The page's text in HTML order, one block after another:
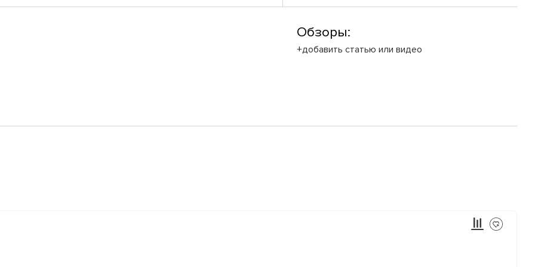
Обзоры:
+добавить статью или видео